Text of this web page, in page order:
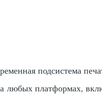
подсистема
любых платформах,